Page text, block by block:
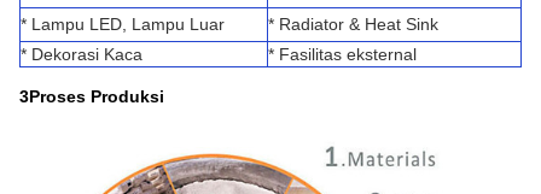
* Lampu LED, Lampu Luar
* Radiator & Heat Sink
* Dekorasi Kaca
* Fasilitas eksternal
3Proses Produksi